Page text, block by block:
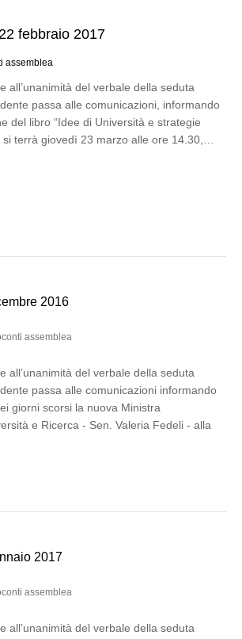
febbraio 2017
assemblea
all’unanimità del verbale della seduta
passa alle comunicazioni, informando
del libro “Idee di Università e strategie
si terrà giovedì 23 marzo alle ore 14.30,…
2016
assemblea
all’unanimità del verbale della seduta
passa alle comunicazioni informando
giorni scorsi la nuova Ministra
e Ricerca - Sen. Valeria Fedeli - alla
2017
assemblea
all’unanimità del verbale della seduta